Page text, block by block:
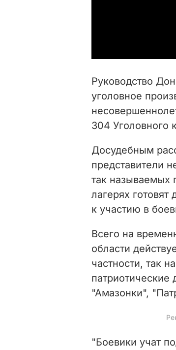
Руководство
уголовное
304 Уголовного
Досудебным
представители
так называемых
лагерях готовят
к участию в
Всего на
области
частности, так
"Амазонки",
"Боевики учат